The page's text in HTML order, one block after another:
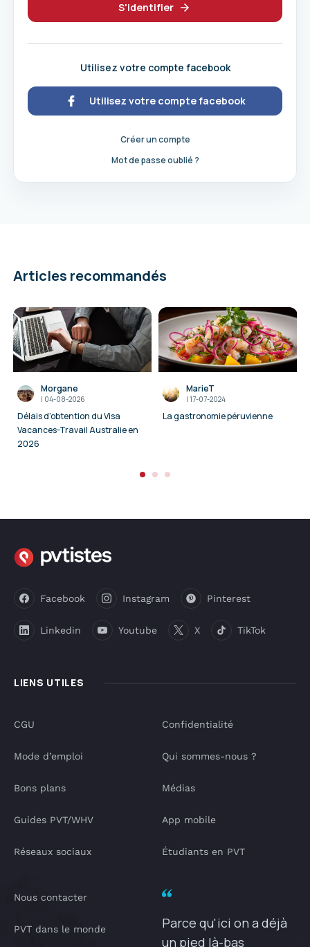
S'identifier
Utilisez votre compte facebook
Utilisez votre compte facebook
Créer un compte
Mot de passe oublié ?
Articles recommandés
Morgane
I 04-08-2026
Délais d’obtention du Visa
Vacances-Travail Australie en
2026
MarieT
I17-07-2024
La gastronomie péruvienne
Facebook Instagram Pinterest
Linkedin Youtube X TikTok
LIENS UTILES
CGU
Mode d’emploi
Bons plans
Guides PVT/WHV
Réseaux sociaux
Confidentialité
Qui sommes-nous ?
Médias
App mobile
Étudiants en PVT
Nous contacter
PVT dans le monde
Parce qu'ici on a déjà
un pied là-bas